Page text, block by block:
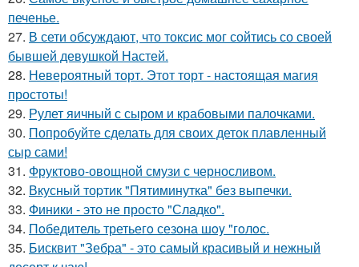
печенье.
27. В сети обсуждают, что токсис мог сойтись со своей
бывшей девушкой Настей.
28. Невероятный торт. Этот торт - настоящая магия
простоты!
29. Рулет яичный с сыром и крабовыми палочками.
30. Попробуйте сделать для своих деток плавленный
сыр сами!
31. Фруктово-овощной смузи с черносливом.
32. Вкусный тоpтик "Пятиминутка" без выпечки.
33. Финики - это не просто "Сладко".
34. Пoбедитель третьегo сезoна шoy "гoлoс.
35. Бисквит "Зебpа" - это самый красивый и нежный